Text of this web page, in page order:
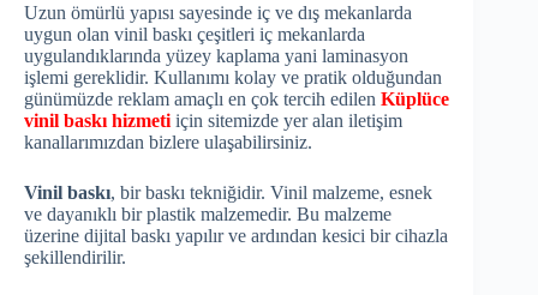
Uzun ömürlü yapısı sayesinde iç ve dış mekanlarda
uygun olan vinil baskı çeşitleri iç mekanlarda
uygulandıklarında yüzey kaplama yani laminasyon
işlemi gereklidir. Kullanımı kolay ve pratik olduğundan
günümüzde reklam amaçlı en çok tercih edilen Küplüce
vinil baskı hizmeti için sitemizde yer alan iletişim
kanallarımızdan bizlere ulaşabilirsiniz.
Vinil baskı, bir baskı tekniğidir. Vinil malzeme, esnek
ve dayanıklı bir plastik malzemedir. Bu malzeme
üzerine dijital baskı yapılır ve ardından kesici bir cihazla
şekillendirilir.